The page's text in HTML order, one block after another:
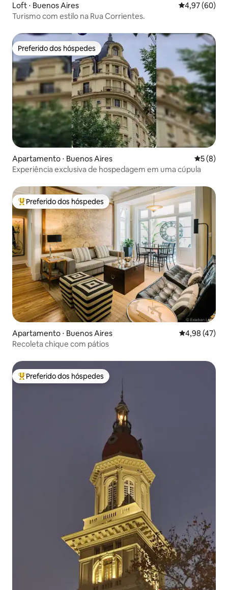
Loft ⋅ Buenos Aires 4,97 de uma
4,97 (60)
Turismo com estilo na Rua Corrientes.
Preferido dos hóspedes
Preferido dos hóspedes
Apartamento ⋅ Buenos Aires 5 de
5 (8)
Experiência exclusiva de hospedagem em uma cúpula
Entre os melhores preferidos dos hóspedes
Preferido dos hóspedes
Apartamento ⋅ Buenos Aires 4,98 de uma
4,98 (47)
Recoleta chique com pátios
Entre os melhores preferidos dos hóspedes
Preferido dos hóspedes